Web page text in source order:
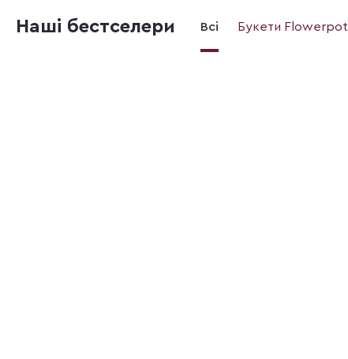
Наші бестселери Всі Букети Flowerpot